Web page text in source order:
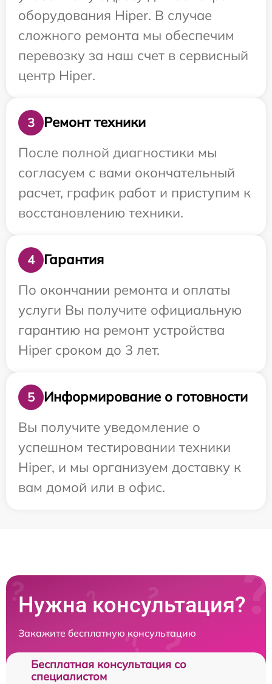
оборудования Hiper. В случае
сложного ремонта мы обеспечим
перевозку за наш счет в сервисный
центр Hiper.
3
Ремонт техники
После полной диагностики мы
согласуем с вами окончательный
расчет, график работ и приступим к
восстановлению техники.
4
Гарантия
По окончании ремонта и оплаты
услуги Вы получите официальную
гарантию на ремонт устройства
Hiper сроком до 3 лет.
5
Информирование о готовности
Вы получите уведомление о
успешном тестировании техники
Hiper, и мы организуем доставку к
вам домой или в офис.
Нужна консультация?
Закажите бесплатную консультацию
Бесплатная консультация со
специалистом